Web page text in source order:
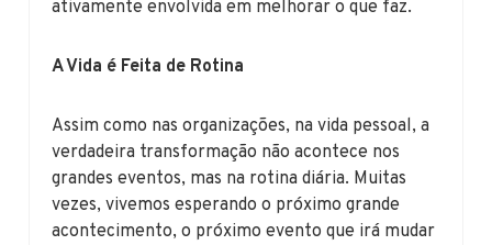
ativamente envolvida em melhorar o que faz.
A Vida é Feita de Rotina
Assim como nas organizações, na vida pessoal, a
verdadeira transformação não acontece nos
grandes eventos, mas na rotina diária. Muitas
vezes, vivemos esperando o próximo grande
acontecimento, o próximo evento que irá mudar